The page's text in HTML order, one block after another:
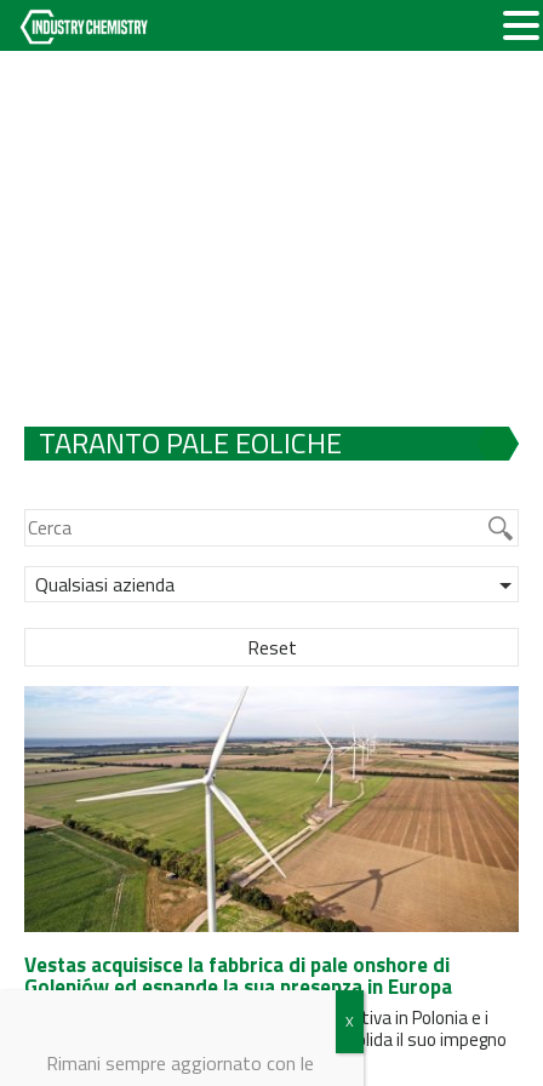
TARANTO PALE EOLICHE
Qualsiasi azienda
Reset
Vestas acquisisce la fabbrica di pale onshore di
Goleniów ed espande la sua presenza in Europa
Con il rafforzamento della presenza produttiva in Polonia e i
nuovi investimenti a Taranto, Vestas consolida il suo impegno
Rimani sempre aggiornato con le